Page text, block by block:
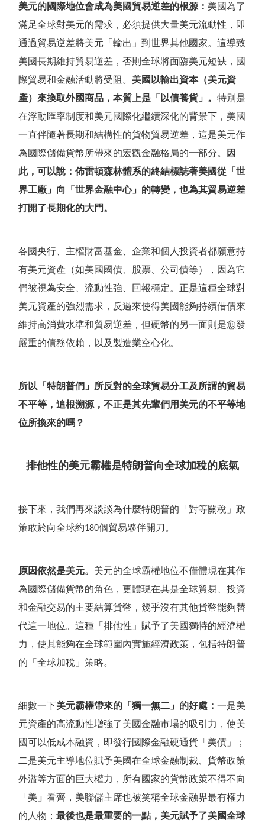
美元的國際地位會成為美國貿易逆差的根源： 美國為了
滿足全球對美元的需求，必須提供大量美元流動性，即
通過貿易逆差將美元 「輸出 」到世界其他國家。這導致
美國長期維持貿易逆差，否則全球將面臨美元短缺，國
際貿易和金融活動將受阻。 美國以輸出資本（美元資
產）來換取外國商品，本質上是 「 以債養貨」 。特別是
在浮動匯率制度和美元國際化繼續深化的背景下，美國
一直伴隨著長期和結構性的貨物貿易逆差，這是美元作
為國際儲備貨幣所帶來的宏觀金融格局的一部分。
因
此，可以說：佈雷頓森林體系的終結標誌著美國從 「世
界工廠 」 向 「世界金融中心」 的轉變，也為其貿易逆差
打開了長期化的大門。
各國央行、主權財富基金、企業和個人投資者都願意持
有美元資產（如美國國債、股票、公司債等），因為它
們被視為安全、流動性強、回報穩定。正是這種全球對
美元資產的強烈需求，反過來使得美國能夠持續借債來
維持高消費水準和貿易逆差，但硬幣的另一面則是愈發
嚴重的債務依賴，以及製造業空心化。
所以 「特朗普們 」
所反對的全球貿易分工及所謂的貿易
不平等，追根溯源，不正是其先輩們用美元的不平等地
位所換來的嗎？
排他性的美元霸權是特朗普向全球加稅的底氣
接下來，我們再來談談為什麼特朗普的 「對等關稅 」政
策敢於向全球約180個貿易夥伴開刀。
原因依然是美元。 美元的全球霸權地位不僅體現在其作
為國際儲備貨幣的角色，更體現在其是全球貿易、投資
和金融交易的主要結算貨幣，幾乎沒有其他貨幣能夠替
代這一地位。這種 「排他性 」 賦予了美國獨特的經濟權
力，使其能夠在全球範圍內實施經濟政策，包括特朗普
的 「全球加稅 」策略。
細數一下美元霸權帶來的 「獨一無二 」 的好處：一是美
元資產的高流動性增強了美國金融市場的吸引力，使美
國可以低成本融資，即發行國際金融硬通貨 「 美債 」
；
二是美元主導地位賦予美國在全球金融制裁、貨幣政策
外溢等方面的巨大權力，所有國家的貨幣政策不得不向
「 美 」看齊，美聯儲主席也被笑稱全球金融界最有權力
的人物；最後也是最重要的一點，美元賦予了美國全球